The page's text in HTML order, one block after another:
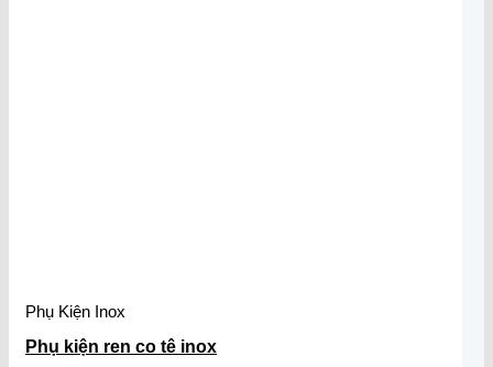
Phụ Kiện Inox
Phụ kiện ren co tê inox